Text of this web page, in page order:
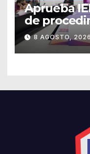
Aprueba
de
8 AGOSTO, 2026